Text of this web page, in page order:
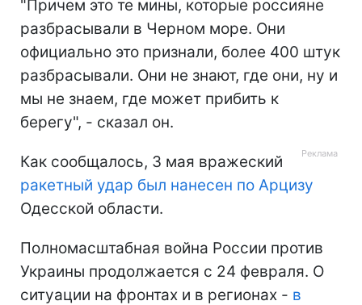
"Причем это те мины, которые россияне
разбрасывали в Черном море. Они
официально это признали, более 400 штук
разбрасывали. Они не знают, где они, ну и
мы не знаем, где может прибить к
берегу", - сказал он.
Как сообщалось, 3 мая вражеский
ракетный удар был нанесен по Арцизу
Одесской области.
Полномасштабная война России против
Украины продолжается с 24 февраля. О
ситуации на фронтах и в регионах - в